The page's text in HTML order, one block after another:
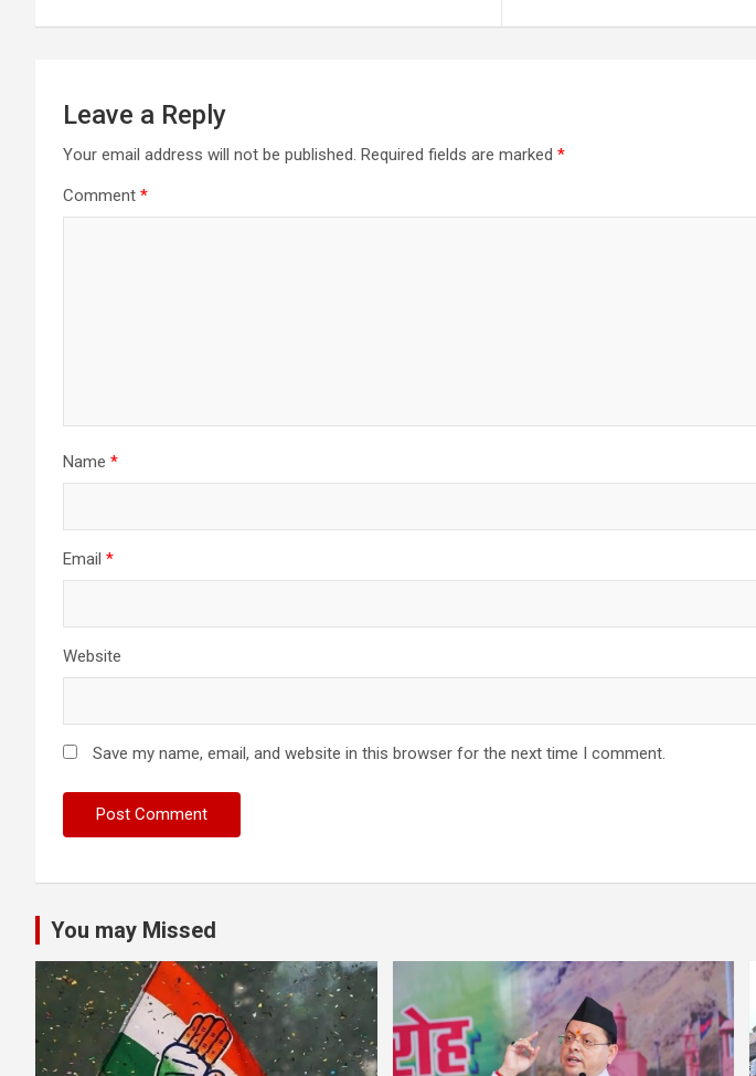
Leave a Reply
Your email address will not be published. Required fields are marked *
Comment *
Name *
Email *
Website
Save my name, email, and website in this browser for the next time I comment.
You may Missed